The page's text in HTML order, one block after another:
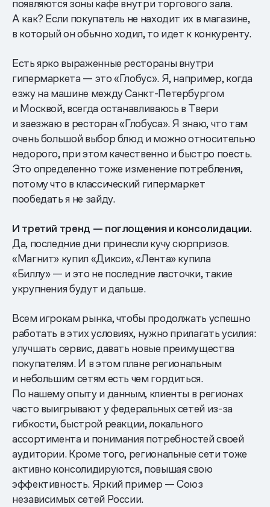
появляются зоны кафе внутри торгового зала.
А как? Если покупатель не находит их в магазине,
в который он обычно ходил, то идет к конкуренту.
Есть ярко выраженные рестораны внутри
гипермаркета — это «Глобус». Я, например, когда
езжу на машине между Санкт-Петербургом
и Москвой, всегда останавливаюсь в Твери
и заезжаю в ресторан «Глобуса». Я знаю, что там
очень большой выбор блюд и можно относительно
недорого, при этом качественно и быстро поесть.
Это определенно тоже изменение потребления,
потому что в классический гипермаркет
пообедать я не зайду.
И третий тренд — поглощения и консолидации.
Да, последние дни принесли кучу сюрпризов.
«Магнит» купил «Дикси», «Лента» купила
«Биллу» — и это не последние ласточки, такие
укрупнения будут и дальше.
Всем игрокам рынка, чтобы продолжать успешно
работать в этих условиях, нужно прилагать усилия:
улучшать сервис, давать новые преимущества
покупателям. И в этом плане региональным
и небольшим сетям есть чем гордиться.
По нашему опыту и данным, клиенты в регионах
часто выигрывают у федеральных сетей из-за
гибкости, быстрой реакции, локального
ассортимента и понимания потребностей своей
аудитории. Кроме того, региональные сети тоже
активно консолидируются, повышая свою
эффективность. Яркий пример — Союз
независимых сетей России.